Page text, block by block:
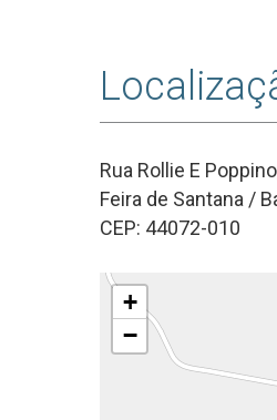
Rua Rollie E
Feira de Santana /
CEP: 44072-010
+
−